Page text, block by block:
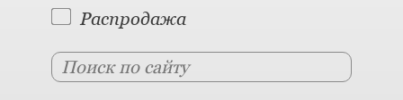
Распродажа